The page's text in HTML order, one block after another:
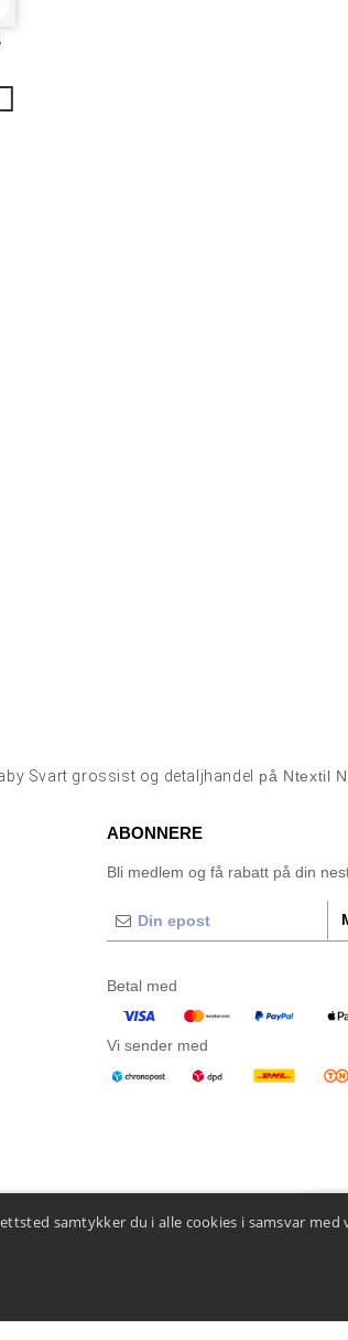
Svart grossist og detaljhandel på Ntextil
ABONNERE
Bli medlem og få rabatt på din
Betal med
Vi sender med
samtykker du i alle cookies i samsvar med
👋
Hvis